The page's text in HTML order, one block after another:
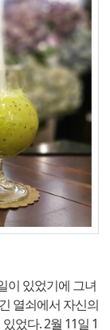
이 있었기에 그녀
열쇠에서 자신의
었다. 2월 11일 1